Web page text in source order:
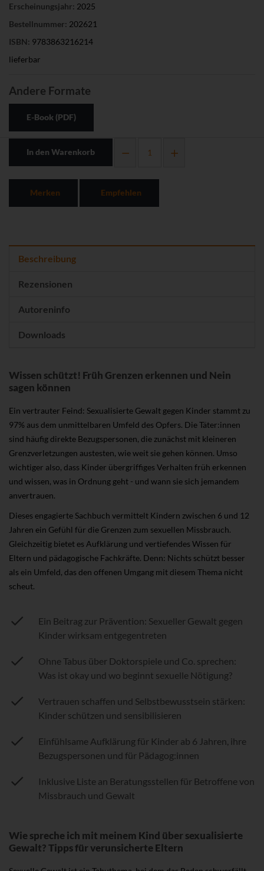
Erscheinungsjahr: 2025
Bestellnummer: 202621
ISBN: 9783863216214
lieferbar
Andere Formate
E-Book (PDF)
In den Warenkorb
Merken Empfehlen
Beschreibung
Rezensionen
Autoreninfo
Downloads
Wissen schützt! Früh Grenzen erkennen und Nein
sagen können
Ein vertrauter Feind: Sexualisierte Gewalt gegen Kinder stammt zu
97% aus dem unmittelbaren Umfeld des Opfers. Die Täter:innen
sind häufig direkte Bezugspersonen, die zunächst mit kleineren
Grenzverletzungen austesten, wie weit sie gehen können. Umso
wichtiger also, dass Kinder übergriffiges Verhalten früh erkennen
und wissen, was in Ordnung geht - und wann sie sich jemandem
anvertrauen.
Dieses engagierte Sachbuch vermittelt Kindern zwischen 6 und 12
Jahren ein Gefühl für die Grenzen zum sexuellen Missbrauch.
Gleichzeitig bietet es Aufklärung und vertiefendes Wissen für
Eltern und pädagogische Fachkräfte. Denn: Nichts schützt besser
als ein Umfeld, das den offenen Umgang mit diesem Thema nicht
scheut.
Ein Beitrag zur Prävention: Sexueller Gewalt gegen
Kinder wirksam entgegentreten
Ohne Tabus über Doktorspiele und Co. sprechen:
Was ist okay und wo beginnt sexuelle Nötigung?
Vertrauen schaffen und Selbstbewusstsein stärken:
Kinder schützen und sensibilisieren
Einfühlsame Aufklärung für Kinder ab 6 Jahren, ihre
Bezugspersonen und für Pädagog:innen
Inklusive Liste an Beratungsstellen für Betroffene von
Missbrauch und Gewalt
Wie spreche ich mit meinem Kind über sexualisierte
Gewalt? Tipps für verunsicherte Eltern